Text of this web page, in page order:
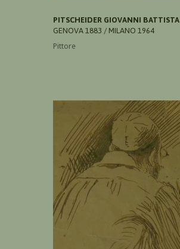
PITSCHEIDER GIOVANNI BATTISTA
GENOVA 1883 / MILANO 1964
Pittore